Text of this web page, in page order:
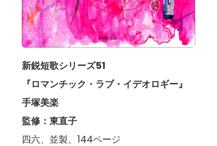
新鋭短歌シリーズ51
『ロマンチック・ラブ・イデオロギー』
手塚美楽
監修：東直子
四六、並製、144ページ